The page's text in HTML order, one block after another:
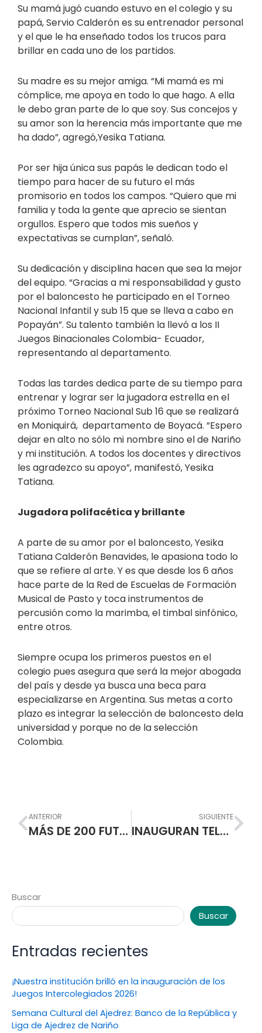
Su mamá jugó cuando estuvo en el colegio y su
papá, Servio Calderón es su entrenador personal
y el que le ha enseñado todos los trucos para
brillar en cada uno de los partidos.
Su madre es su mejor amiga. “Mi mamá es mi
cómplice, me apoya en todo lo que hago. A ella
le debo gran parte de lo que soy. Sus concejos y
su amor son la herencia más importante que me
ha dado”, agregó,Yesika Tatiana.
Por ser hija única sus papás le dedican todo el
tiempo para hacer de su futuro el más
promisorio en todos los campos. “Quiero que mi
familia y toda la gente que aprecio se sientan
orgullos. Espero que todos mis sueños y
expectativas se cumplan”, señaló.
Su dedicación y disciplina hacen que sea la mejor
del equipo. “Gracias a mi responsabilidad y gusto
por el baloncesto he participado en el Torneo
Nacional Infantil y sub 15 que se lleva a cabo en
Popayán”. Su talento también la llevó a los II
Juegos Binacionales Colombia- Ecuador,
representando al departamento.
Todas las tardes dedica parte de su tiempo para
entrenar y lograr ser la jugadora estrella en el
próximo Torneo Nacional Sub 16 que se realizará
en Moniquirá, departamento de Boyacá. “Espero
dejar en alto no sólo mi nombre sino el de Nariño
y mi institución. A todos los docentes y directivos
les agradezco su apoyo”, manifestó, Yesika
Tatiana.
Jugadora polifacética y brillante
A parte de su amor por el baloncesto, Yesika
Tatiana Calderón Benavides, le apasiona todo lo
que se refiere al arte. Y es que desde los 6 años
hace parte de la Red de Escuelas de Formación
Musical de Pasto y toca instrumentos de
percusión como la marimba, el timbal sinfónico,
entre otros.
Siempre ocupa los primeros puestos en el
colegio pues asegura que será la mejor abogada
del país y desde ya busca una beca para
especializarse en Argentina. Sus metas a corto
plazo es integrar la selección de baloncesto dela
universidad y porque no de la selección
Colombia.
Prev
ANTERIOR
MÁS DE 200 FUTUROS DOCENTES SE CAPACITAN EN LAS TIC
SIGUIENTE
INAUGURAN TELECENTRO
Buscar
Buscar
Entradas recientes
¡Nuestra institución brilló en la inauguración de los
Juegos Intercolegiados 2026!
Semana Cultural del Ajedrez: Banco de la República y
Liga de Ajedrez de Nariño